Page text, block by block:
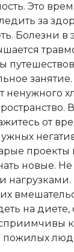
Это
за
Болезни
ненужного
от
новые.
нагрузками.
на диете,